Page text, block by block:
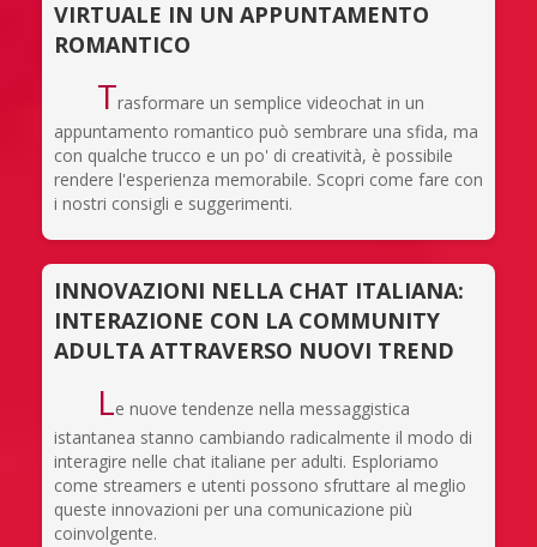
VIRTUALE IN UN APPUNTAMENTO
ROMANTICO
Trasformare un semplice videochat in un
appuntamento romantico può sembrare una sfida, ma
con qualche trucco e un po' di creatività, è possibile
rendere l'esperienza memorabile. Scopri come fare con
i nostri consigli e suggerimenti.
INNOVAZIONI NELLA CHAT ITALIANA:
INTERAZIONE CON LA COMMUNITY
ADULTA ATTRAVERSO NUOVI TREND
Le nuove tendenze nella messaggistica
istantanea stanno cambiando radicalmente il modo di
interagire nelle chat italiane per adulti. Esploriamo
come streamers e utenti possono sfruttare al meglio
queste innovazioni per una comunicazione più
coinvolgente.